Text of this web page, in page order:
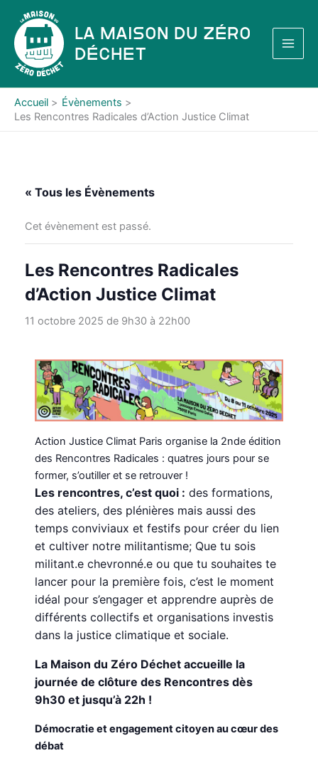
contenu
La Maison du Zéro
Déchet
Accueil
Évènements
Les Rencontres Radicales d’Action Justice Climat
« Tous les Évènements
Cet évènement est passé.
Les Rencontres Radicales
d’Action Justice Climat
11 octobre 2025 de 9h30à 22h00
Action Justice Climat Paris organise la 2nde édition
des Rencontres Radicales : quatres jours pour se
former, s’outiller et se retrouver !
Les rencontres, c’est quoi : des formations,
des ateliers, des plénières mais aussi des
temps conviviaux et festifs pour créer du lien
et cultiver notre militantisme; Que tu sois
militant.e chevronné.e ou que tu souhaites te
lancer pour la première fois, c’est le moment
idéal pour s’engager et apprendre auprès de
différents collectifs et organisations investis
dans la justice climatique et sociale.
La Maison du Zéro Déchet accueille la
journée de clôture des Rencontres dès
9h30 et jusqu’à 22h !
Démocratie et engagement citoyen au cœur des
débat